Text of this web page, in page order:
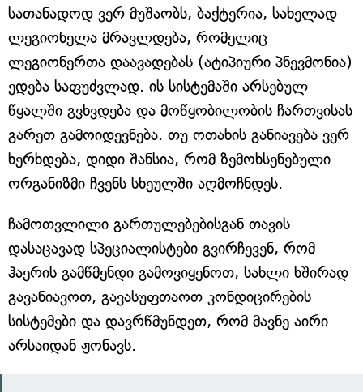
სათანადოდ ვერ მუშაობს, ბაქტერია, სახელად
ლეგიონელა მრავლდება, რომელიც
ლეგიონერთა დაავადებას (ატიპიური პნევმონია)
ედება საფუძვლად. ის სისტემაში არსებულ
წყალში გვხვდება და მოწყობილობის ჩართვისას
გარეთ გამოიდევნება. თუ ოთახის განიავება ვერ
ხერხდება, დიდი შანსია, რომ ზემოხსენებული
ორგანიზმი ჩვენს სხეულში აღმოჩნდეს.
ჩამოთვლილი გართულებებისგან თავის
დასაცავად სპეციალისტები გვირჩევენ, რომ
ჰაერის გამწმენდი გამოვიყენოთ, სახლი ხშირად
გავანიავოთ, გავასუფთაოთ კონდიცირების
სისტემები და დავრწმუნდეთ, რომ მავნე აირი
არსაიდან ჟონავს.